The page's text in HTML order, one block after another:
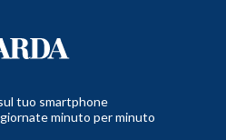
tuo smartphone
minuto per minuto